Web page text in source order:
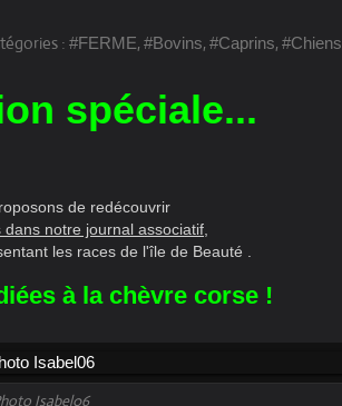
: #FERME, #Bovins, #Caprins, #Chiens
spéciale...
de redécouvrir
dans notre journal associatif,
les races de l'île de Beauté .
à la chèvre corse !
Isabel06